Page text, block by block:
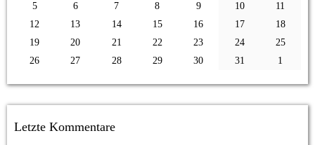
5
6 7 8 9 10
11
12
13 14 15 16 17
18
19
20 21 22 23 24
25
26
27 28 29 30 31 1
Letzte Kommentare